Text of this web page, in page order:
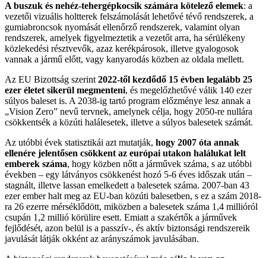
A buszuk és nehéz-tehergépkocsik számára kötelező elemek: a
vezetői vizuális holtterek felszámolását lehetővé tévő rendszerek, a
gumiabroncsok nyomását ellenőrző rendszerek, valamint olyan
rendszerek, amelyek figyelmeztetik a vezetőt arra, ha sérülékeny
közlekedési résztvevők, azaz kerékpárosok, illetve gyalogosok
vannak a jármű előtt, vagy kanyarodás közben az oldala mellett.
Az EU Bizottság szerint 2022-től kezdődő 15 évben legalább 25
ezer életet sikerül megmenteni, és megelőzhetővé válik 140 ezer
súlyos baleset is. A 2038-ig tartó program előzménye lesz annak a
„Vision Zero” nevű tervnek, amelynek célja, hogy 2050-re nullára
csökkentsék a közúti halálesetek, illetve a súlyos balesetek számát.
Az utóbbi évek statisztikái azt mutatják, hogy 2007 óta annak
ellenére jelentősen csökkent az európai utakon halálukat lelt
emberek száma, hogy közben nőtt a járművek száma, s az utóbbi
években – egy látványos csökkenést hozó 5-6 éves időszak után –
stagnált, illetve lassan emelkedett a balesetek száma. 2007-ban 43
ezer ember halt meg az EU-ban közúti balesetben, s ez a szám 2018-
ra 26 ezerre mérséklődött, miközben a balesetek száma 1,4 millióról
csupán 1,2 millió körülire esett. Emiatt a szakértők a járművek
fejlődését, azon belül is a passzív-, és aktív biztonsági rendszereik
javulását látják okként az arányszámok javulásában.